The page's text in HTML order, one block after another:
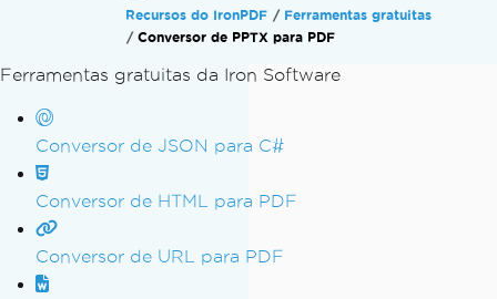
Recursos do IronPDF
Ferramentas gratuitas
Conversor de PPTX para PDF
Ir para o conteúdo do rodapé
Ferramentas gratuitas da Iron Software
Conversor de JSON para C#
Conversor de HTML para PDF
Conversor de URL para PDF